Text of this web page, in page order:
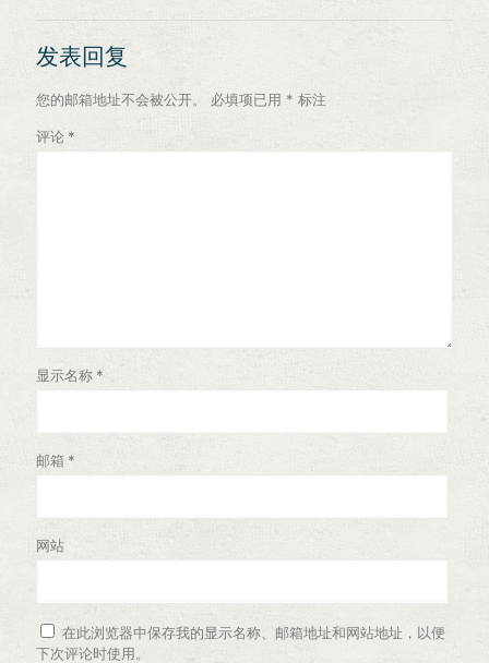
发表回复
您的邮箱地址不会被公开。 必填项已用 * 标注
评论 *
显示名称 *
邮箱 *
网站
在此浏览器中保存我的显示名称、邮箱地址和网站地址，以便
下次评论时使用。